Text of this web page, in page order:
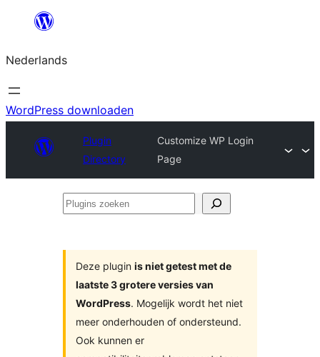
de
inhoud
Nederlands
WordPress downloaden
Plugin
Directory
Customize WP Login
Page
Plugins
Deze plugin is niet getest met de
laatste 3 grotere versies van
WordPress. Mogelijk wordt het niet
meer onderhouden of ondersteund.
Ook kunnen er